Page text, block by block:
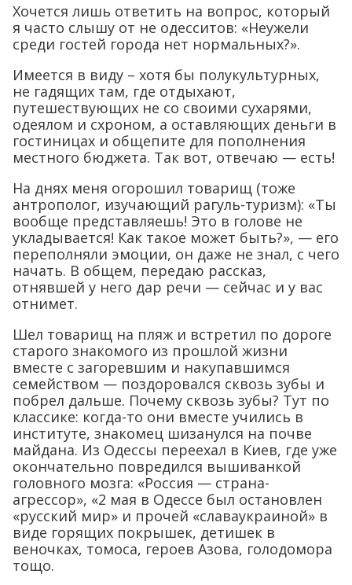
Хочется лишь ответить на вопрос, который
я часто слышу от не одесситов: «Неужели
среди гостей города нет нормальных?».
Имеется в виду – хотя бы полукультурных,
не гадящих там, где отдыхают,
путешествующих не со своими сухарями,
одеялом и схроном, а оставляющих деньги в
гостиницах и общепите для пополнения
местного бюджета. Так вот, отвечаю — есть!
На днях меня огорошил товарищ (тоже
антрополог, изучающий рагуль-туризм): «Ты
вообще представляешь! Это в голове не
укладывается! Как такое может быть?», — его
переполняли эмоции, он даже не знал, с чего
начать. В общем, передаю рассказ,
отнявшей у него дар речи — сейчас и у вас
отнимет.
Шел товарищ на пляж и встретил по дороге
старого знакомого из прошлой жизни
вместе с загоревшим и накупавшимся
семейством — поздоровался сквозь зубы и
побрел дальше. Почему сквозь зубы? Тут по
классике: когда-то они вместе учились в
институте, знакомец шизанулся на почве
майдана. Из Одессы переехал в Киев, где уже
окончательно повредился вышиванкой
головного мозга: «Россия — страна-
агрессор», «2 мая в Одессе был остановлен
«русский мир» и прочей «славаукраиной» в
виде горящих покрышек, детишек в
веночках, томоса, героев Азова, голодомора
тощо.